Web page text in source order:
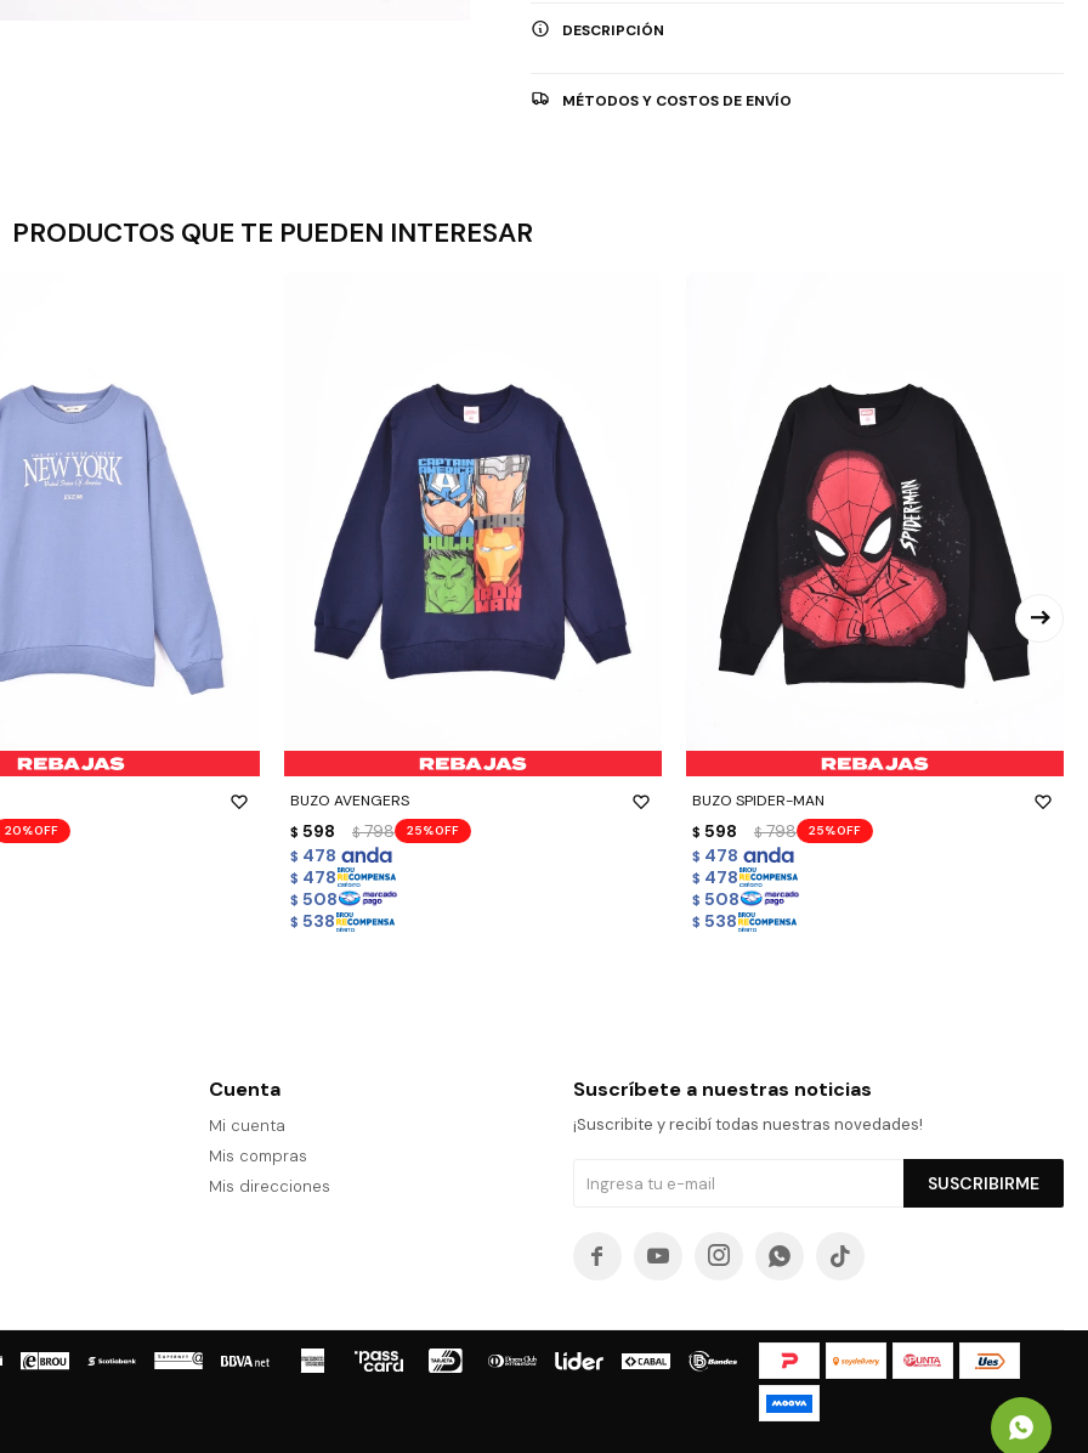
DESCRIPCIÓN
MÉTODOS Y COSTOS DE ENVÍO
PRODUCTOS QUE TE PUEDEN INTERESAR
20
BUZO AVENGERS
$ 598 $ 798 25
$ 478
$ 478
$ 508
$ 538
- +
BUZO SPIDER-MAN
$ 598 $ 798 25
$ 478
$ 478
$ 508
$ 538
- +
Cuenta
Mi cuenta
Mis compras
Mis direcciones
Suscríbete a nuestras noticias
¡Suscribite y recibí todas nuestras novedades!
SUSCRIBIRME
    